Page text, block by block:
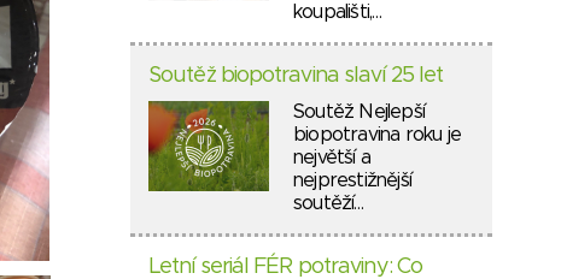
koupališti,…
Soutěž biopotravina slaví 25 let
Soutěž Nejlepší
biopotravina roku je
největší a
nejprestižnější
soutěží…
Letní seriál FÉR potraviny: Co